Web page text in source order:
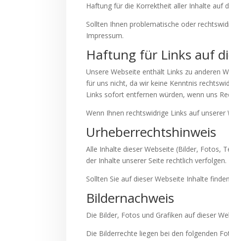
Haftung für die Korrektheit aller Inhalte auf
Sollten Ihnen problematische oder
Impressum.
Haftung für Links auf
Unsere Webseite enthält Links zu anderen
für uns nicht, da wir keine Kenntnis
Links sofort entfernen würden, wenn uns
Wenn Ihnen rechtswidrige Links auf
Urheberrechtshinweis
Alle Inhalte dieser Webseite (Bilder, Fotos,
der Inhalte unserer Seite rechtlich verfolgen.
Sollten Sie auf dieser Webseite Inhalte
Bildernachweis
Die Bilder, Fotos und Grafiken auf dieser
Die Bilderrechte liegen bei den folgenden